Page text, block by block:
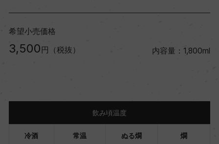
希望小売価格
3,500 円（税抜） 内容量：1,800ml
飲み頃温度
冷酒 常温 ぬる燗 燗